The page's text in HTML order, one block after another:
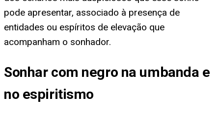
pode apresentar, associado à presença de
entidades ou espíritos de elevação que
acompanham o sonhador.
Sonhar com negro na umbanda e
no espiritismo